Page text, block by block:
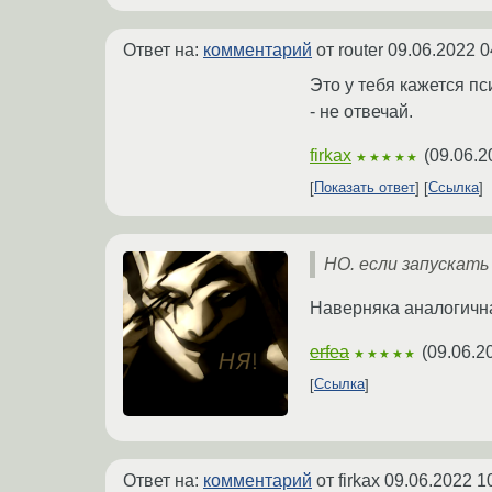
Ответ на: комментарий от router 09.06.2022
Это у тебя кажется
- не отвечай.
firkax ★★★★★ (
Показать ответ Ссылка
НО. если
Наверняка
erfea ★★★★★ (
Ссылка
Ответ на: комментарий от firkax 09.06.2022